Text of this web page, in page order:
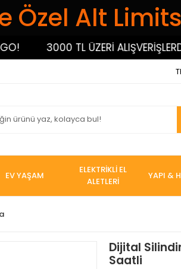
Özel Alt
3000 TL ÜZERİ ALIŞVERİŞLERDE
EV YAŞAM
ELEKTRİKLİ EL
ALETLERİ
YAPI &
Dijital
Saatli